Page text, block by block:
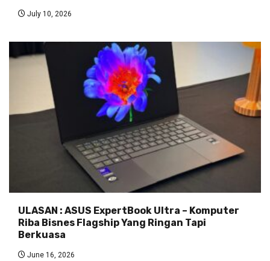
July 10, 2026
ULASAN : ASUS ExpertBook Ultra – Komputer
Riba Bisnes Flagship Yang Ringan Tapi
Berkuasa
June 16, 2026